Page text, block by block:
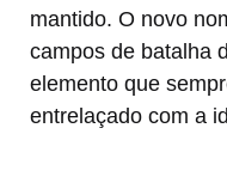
mantido. O novo
campos de batalha
elemento que
entrelaçado com a